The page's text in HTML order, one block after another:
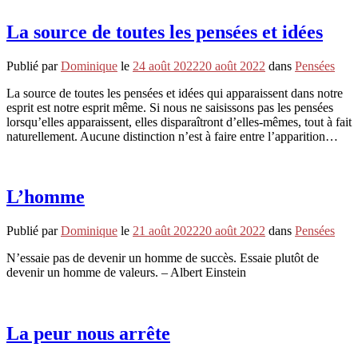
La source de toutes les pensées et idées
Publié parDominique le 24 août 202220 août 2022 dans Pensées
La source de toutes les pensées et idées qui apparaissent dans notre
esprit est notre esprit même. Si nous ne saisissons pas les pensées
lorsqu’elles apparaissent, elles disparaîtront d’elles-mêmes, tout à fait
naturellement. Aucune distinction n’est à faire entre l’apparition…
L’homme
Publié parDominique le 21 août 202220 août 2022 dans Pensées
N’essaie pas de devenir un homme de succès. Essaie plutôt de
devenir un homme de valeurs. – Albert Einstein
La peur nous arrête